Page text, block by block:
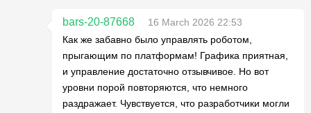
bars-20-87668
16 March 2026 22:53
Как же забавно было управлять роботом,
прыгающим по платформам! Графика приятная,
и управление достаточно отзывчивое. Но вот
уровни порой повторяются, что немного
раздражает. Чувствуется, что разработчики могли